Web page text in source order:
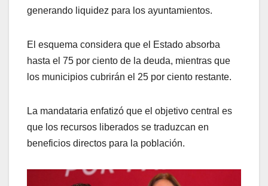
generando liquidez para los ayuntamientos.
El esquema considera que el Estado absorba
hasta el 75 por ciento de la deuda, mientras que
los municipios cubrirán el 25 por ciento restante.
La mandataria enfatizó que el objetivo central es
que los recursos liberados se traduzcan en
beneficios directos para la población.